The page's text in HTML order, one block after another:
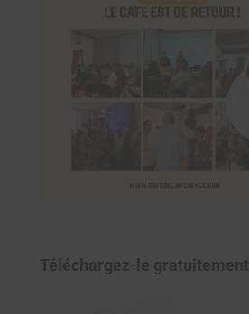
Téléchargez-le gratuitement